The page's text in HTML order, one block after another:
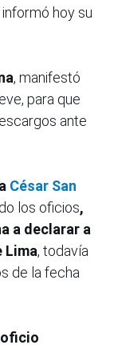
hoy su
, manifestó
para que
ante
César San
los oficios,
a declarar a
Lima, todavía
de la fecha